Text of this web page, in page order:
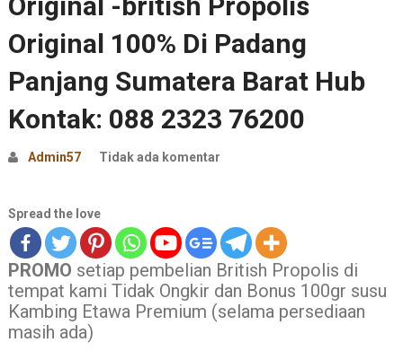
Original 100% Di Padang
Panjang Sumatera Barat Hub
Kontak: 088 2323 76200
Admin57 Tidak ada komentar
Spread the love
PROMO setiap pembelian British Propolis di
tempat kami Tidak Ongkir dan Bonus 100gr susu
Kambing Etawa Premium (selama persediaan
masih ada)